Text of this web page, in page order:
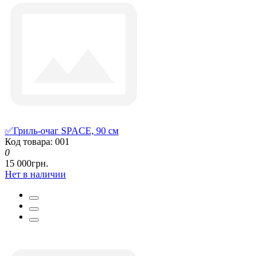
✅Гриль-очаг SPACE, 90 см
Код товара: 001
0
15 000грн.
Нет в наличии